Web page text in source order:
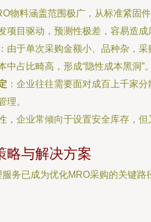
物料涵盖范围极广，从标准紧固
项目驱动，预测性极差，容易造成
：由于单次采购金额小、品种杂，
占比畸高，形成“隐性成本黑洞”。
：企业往往需要面对成百上千家
理。
，企业常倾向于设置安全库存，
略与解决方案
务已成为优化MRO采购的关键